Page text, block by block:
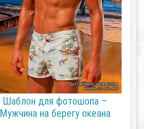
Шаблон для фотошопа –
Мужчина на берегу океана